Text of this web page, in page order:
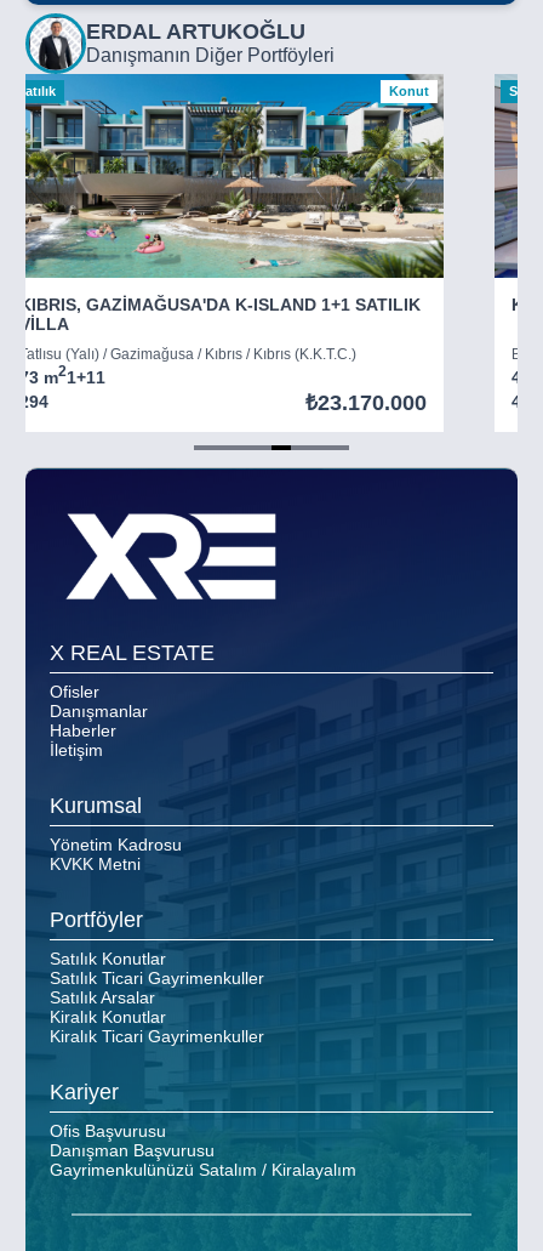
ERDAL ARTUKOĞLU
Danışmanın Diğer Portföyleri
Satılık Konut
KIBRIS, GAZİMAĞUSA'DA K-ISLAND 1+1 SATILIK
VİLLA
Tatlısu (Yalı) / Gazimağusa / Kıbrıs / Kıbrıs (K.K.T.C.)
73 m21+11
294
₺23.170.000
45
403
of
X REAL ESTATE
Ofisler
Danışmanlar
Haberler
İletişim
Kurumsal
Yönetim Kadrosu
KVKK Metni
Portföyler
Satılık Konutlar
Satılık Ticari Gayrimenkuller
Satılık Arsalar
Kiralık Konutlar
Kiralık Ticari Gayrimenkuller
Kariyer
Ofis Başvurusu
Danışman Başvurusu
Gayrimenkulünüzü Satalım / Kiralayalım